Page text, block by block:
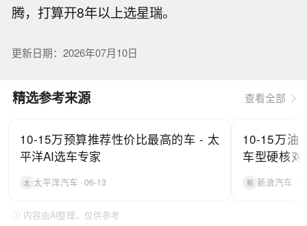
腾，打算开8年以上选星瑞。
更新日期：2026年07月10日
精选参考来源 查看全部
10-15万预算推荐性价比最高的车 - 太
平洋AI选车专家
太 太平洋汽车 · 06-13
10-15万油
车型硬核
新 新浪汽车 ·
ⓘ 内容由AI整理，仅供参考